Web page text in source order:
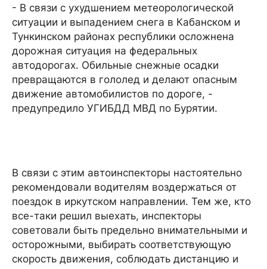
- В связи с ухудшением метеорологической
ситуации и выпадением снега в Кабанском и
Тункинском районах республики осложнена
дорожная ситуация на федеральных
автодорогах. Обильные снежные осадки
превращаются в гололед и делают опасным
движение автомобилистов по дороге, -
предупредило УГИБДД МВД по Бурятии.
В связи с этим автоинспекторы настоятельно
рекомендовали водителям воздержаться от
поездок в иркутском направлении. Тем же, кто
все-таки решил выехать, инспекторы
советовали быть предельно внимательными и
осторожными, выбирать соответствующую
скорость движения, соблюдать дистанцию и